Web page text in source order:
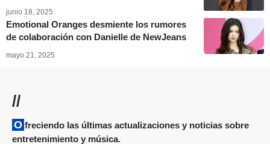
junio 18, 2025
Emotional Oranges desmiente los rumores
de colaboración con Danielle de NewJeans
mayo 21, 2025
//
Ofreciendo las últimas actualizaciones y noticias sobre
entretenimiento y música.